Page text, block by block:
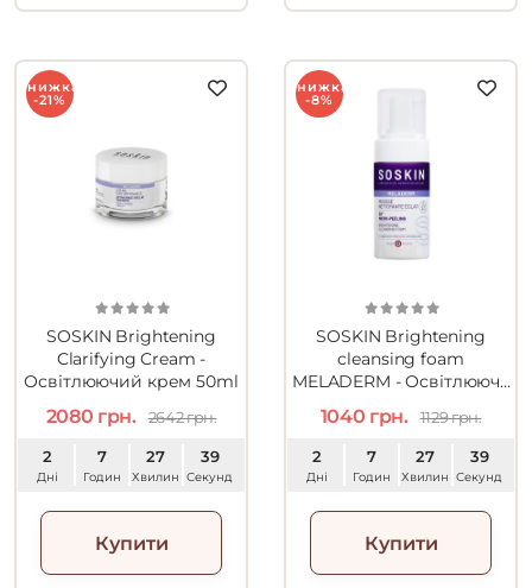
SOSKIN Brightening
Clarifying Cream -
Освітлюючий крем 50ml
Знижка
-21%
2080 грн. 2642 грн.
2
Дні
7
Годин
27
Хвилин
38
Секунд
Купити
SOSKIN Brightening
cleansing foam
MELADERM - Освітлююча
пінка для вмивання 100ml
Знижка
-8%
1040 грн. 1129 грн.
2
Дні
7
Годин
27
Хвилин
38
Секунд
Купити